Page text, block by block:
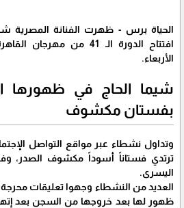
الحياة برس - ظهرت الفنانة المصرية
افتتاح الدورة الـ 41 من
الأربعاء.
شيما الحاج في ظهورها
بفستان مكشوف
وتداول نشطاء عبر مواقع التواصل
ترتدي فستاناً أسوداً مكشوف الصدر،
اليسرى.
العديد من النشطاء وجهوا تعليقات
ظهور لها بعد خروجها من السجن بعد